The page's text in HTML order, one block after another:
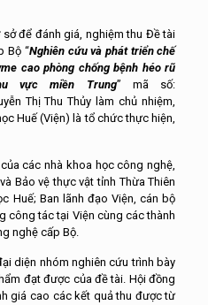
để đánh giá, nghiệm thu Đề tài
Bộ “Nghiên cứu và phát triển chế
cao phòng chống bệnh héo rũ
vực miền Trung” mã số:
Thị Thu Thủy làm chủ nhiệm,
Huế (Viện) là tổ chức thực hiện,
các nhà khoa học công nghệ,
Bảo vệ thực vật tỉnh Thừa Thiên
Huế; Ban lãnh đạo Viện, cán bộ
công tác tại Viện cùng các thành
nghệ cấp Bộ.
diện nhóm nghiên cứu trình bày
đạt được của đề tài. Hội đồng
giá cao các kết quả thu được từ